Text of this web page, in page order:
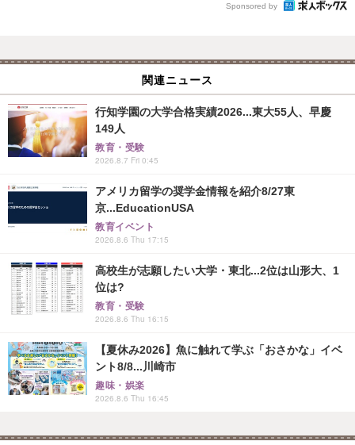
Sponsored by
関連ニュース
行知学園の大学合格実績2026...東大55人、早慶
149人
教育・受験
2026.8.7 Fri 0:45
アメリカ留学の奨学金情報を紹介8/27東
京...EducationUSA
教育イベント
2026.8.6 Thu 17:15
高校生が志願したい大学・東北...2位は山形大、1
位は?
教育・受験
2026.8.6 Thu 16:15
【夏休み2026】魚に触れて学ぶ「おさかな」イベ
ント8/8...川崎市
趣味・娯楽
2026.8.6 Thu 16:45